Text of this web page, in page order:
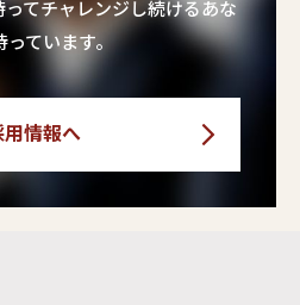
ってチャレンジし続けるあな
っています。
用情報へ